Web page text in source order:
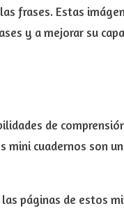
frases. Estas
y a mejorar su
de
mini cuadernos son
páginas de estos